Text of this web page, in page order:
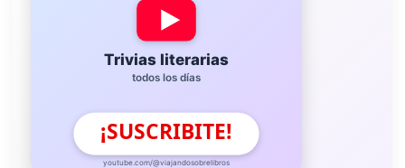
Trivias literarias
todos los días
¡SUSCRIBITE!
youtube.com/@viajandosobrelibros